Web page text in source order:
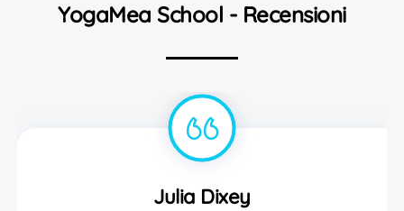
YogaMea School - Recensioni
Julia Dixey